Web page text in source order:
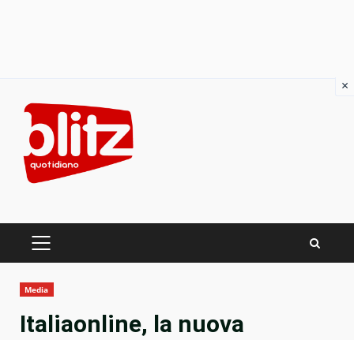
content
PRIMARY
Media
Italiaonline, la nuova
×